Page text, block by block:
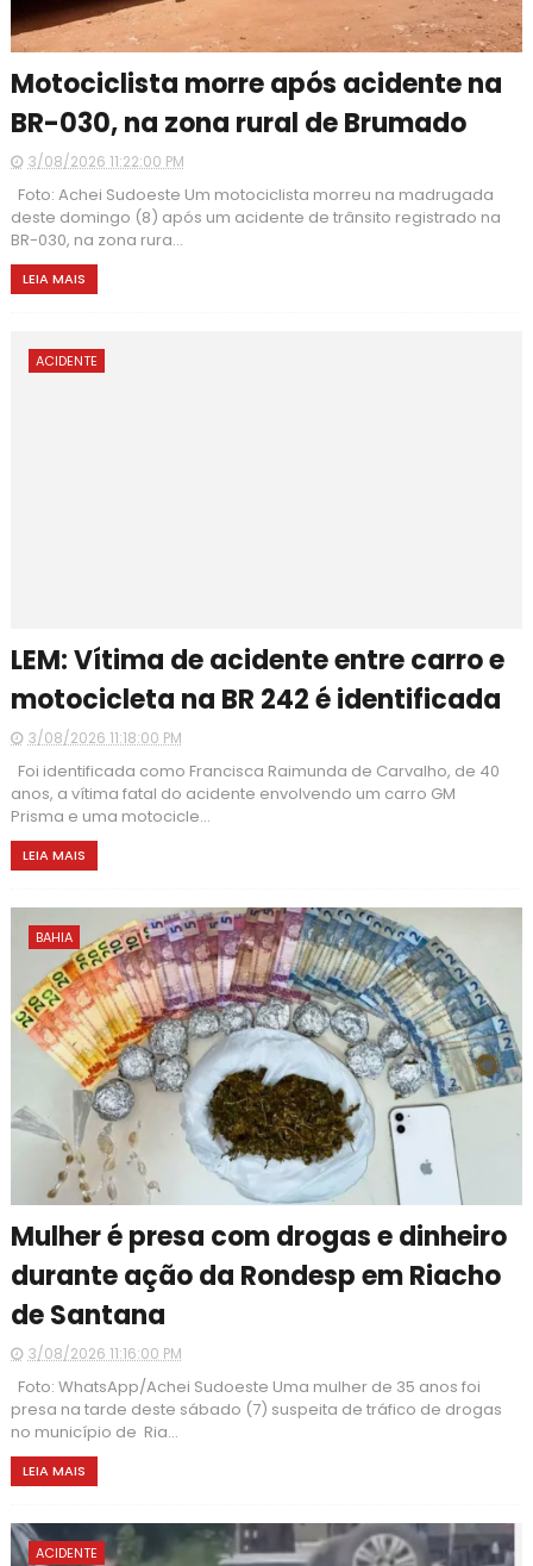
Motociclista morre após acidente na
BR-030, na zona rural de Brumado
3/08/2026 11:22:00 PM
Foto: Achei Sudoeste Um motociclista morreu na madrugada
deste domingo (8) após um acidente de trânsito registrado na
BR-030, na zona rura...
LEIA MAIS
ACIDENTE
LEM: Vítima de acidente entre carro e
motocicleta na BR 242 é identificada
3/08/2026 11:18:00 PM
Foi identificada como Francisca Raimunda de Carvalho, de 40
anos, a vítima fatal do acidente envolvendo um carro GM
Prisma e uma motocicle...
LEIA MAIS
BAHIA
Mulher é presa com drogas e dinheiro
durante ação da Rondesp em Riacho
de Santana
3/08/2026 11:16:00 PM
Foto: WhatsApp/Achei Sudoeste Uma mulher de 35 anos foi
presa na tarde deste sábado (7) suspeita de tráfico de drogas
no município de Ria...
LEIA MAIS
ACIDENTE